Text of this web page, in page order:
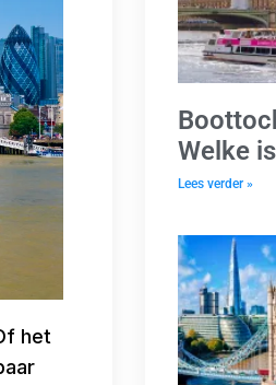
het
Welke
Lees verder »